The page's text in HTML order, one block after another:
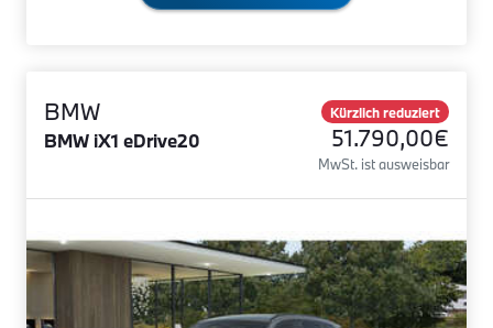
BMW
BMW iX1 eDrive20
Kürzlich reduziert
51.790,00€
MwSt. ist ausweisbar